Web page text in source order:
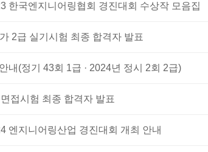
한국엔지니어링협회 경진대회 수상작 모음집
2급 실기시험 최종 합격자 발표
내(정기 43회 1급 · 2024년 정시 2회 2급)
접시험 최종 합격자 발표
엔지니어링산업 경진대회 개최 안내